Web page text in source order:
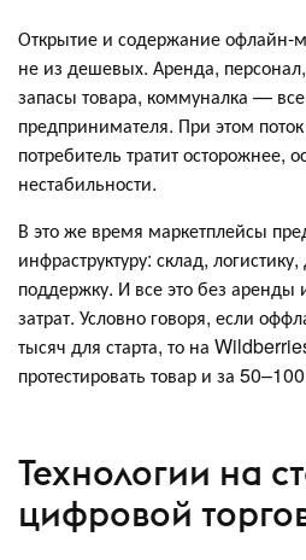
Открытие и содержание офлайн-
не из дешевых. Аренда,
запасы товара, коммуналка —
предпринимателя. При этом
потребитель тратит
нестабильности.
В это же время маркетплейсы
инфраструктуру: склад,
поддержку. И все это без аренды
затрат. Условно говоря, если
тысяч для старта, то на
протестировать товар и за
Технологии на
цифровой